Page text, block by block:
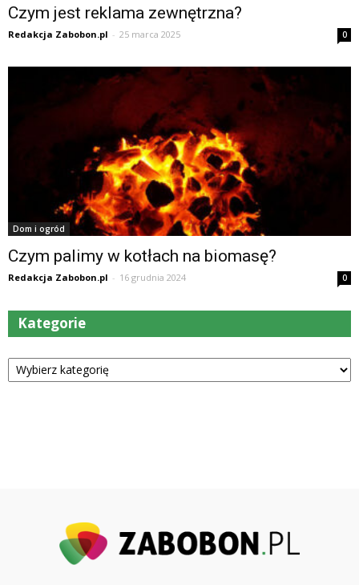
Czym jest reklama zewnętrzna?
Redakcja Zabobon.pl - 25 marca 2025 0
Dom i ogród
Czym palimy w kotłach na biomasę?
Redakcja Zabobon.pl - 16 grudnia 2024 0
Kategorie
Kategorie